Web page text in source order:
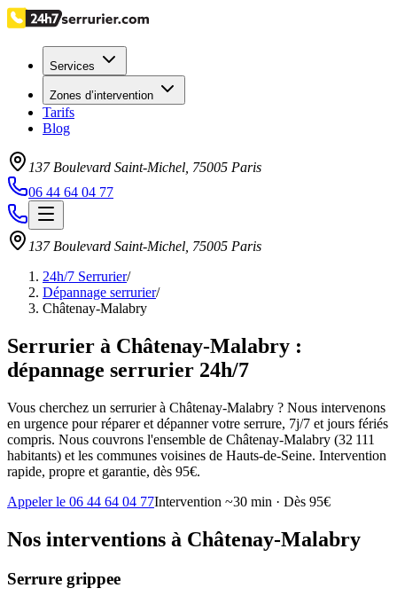
Services
Zones d’intervention
Tarifs
Blog
137 Boulevard Saint-Michel 75005 Paris
06 44 64 04 77
137 Boulevard Saint-Michel 75005 Paris
24h/7 Serrurier/
Dépannage serrurier/
Châtenay-Malabry
Serrurier à Châtenay-Malabry :
dépannage serrurier 24h/7
Vous cherchez un serrurier à Châtenay-Malabry ? Nous intervenons
en urgence pour réparer et dépanner votre serrure, 7j/7 et jours fériés
compris. Nous couvrons l'ensemble de Châtenay-Malabry (32 111
habitants) et les communes voisines de Hauts-de-Seine. Intervention
rapide, propre et garantie, dès 95€.
Appeler le 06 44 64 04 77Intervention ~30 min · Dès 95€
Nos interventions à Châtenay-Malabry
Serrure grippee